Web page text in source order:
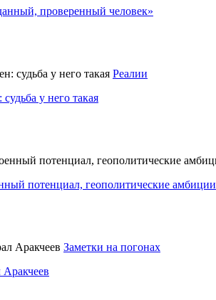
проверенный человек»
Реалии
у него такая
потенциал, геополитические амбиции
Заметки на погонах